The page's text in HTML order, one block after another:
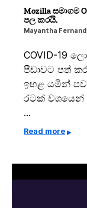
Mozilla සමාගම
පල කරයි.
Mayantha
COVID-19
පීඩාවට පත්
ඉහළ යමින්
රටක්
…
Read more